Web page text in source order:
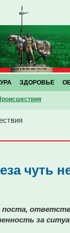
ЗДОРОВЬЕ
чуть
поста,
за